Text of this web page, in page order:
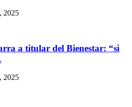
2025
a titular del Bienestar: “si
2025